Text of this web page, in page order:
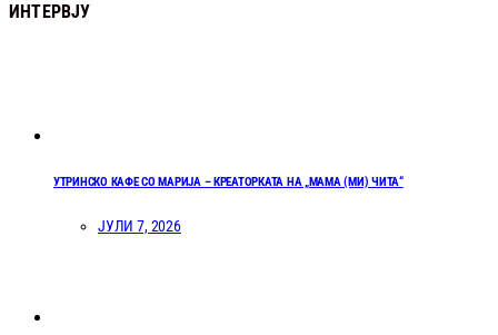
ИНТЕРВЈУ
УТРИНСКО КАФЕ СО МАРИЈА – КРЕАТОРКАТА НА „МАМА (МИ) ЧИТА“
ЈУЛИ 7, 2026